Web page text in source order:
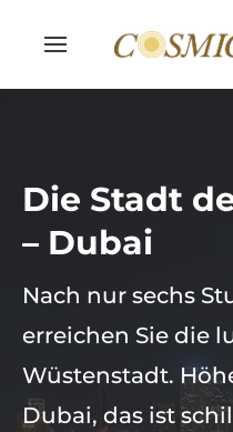
Die Stadt
– Dubai
Nach nur sechs
erreichen Sie die
Wüstenstadt.
Dubai, das ist